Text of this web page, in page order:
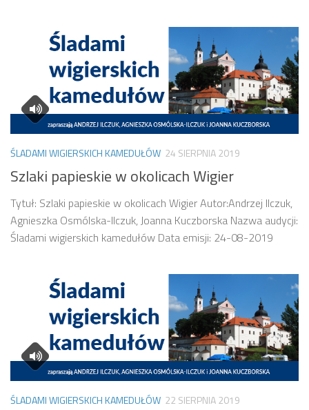
ŚLADAMI WIGIERSKICH KAMEDUŁÓW 24 SIERPNIA 2019
Szlaki papieskie w okolicach Wigier
Tytuł: Szlaki papieskie w okolicach Wigier Autor:Andrzej Ilczuk,
Agnieszka Osmólska-Ilczuk, Joanna Kuczborska Nazwa audycji:
Śladami wigierskich kamedułów Data emisji: 24-08-2019
ŚLADAMI WIGIERSKICH KAMEDUŁÓW 22 SIERPNIA 2019